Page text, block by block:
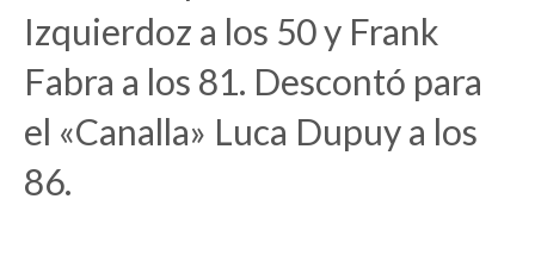
Izquierdoz a los 50 y Frank
Fabra a los 81. Descontó para
el «Canalla» Luca Dupuy a los
86.